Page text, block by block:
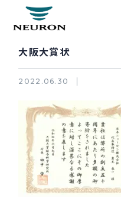
管路防災研究所
企業情報 Company
製品＆サービス
大阪大賞状
2022.06.30